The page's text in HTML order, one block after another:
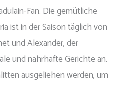
Fan. Die gemütliche
ist in der Saison täglich von
und Alexander, der
und nahrhafte Gerichte an.
ausgeliehen werden, um